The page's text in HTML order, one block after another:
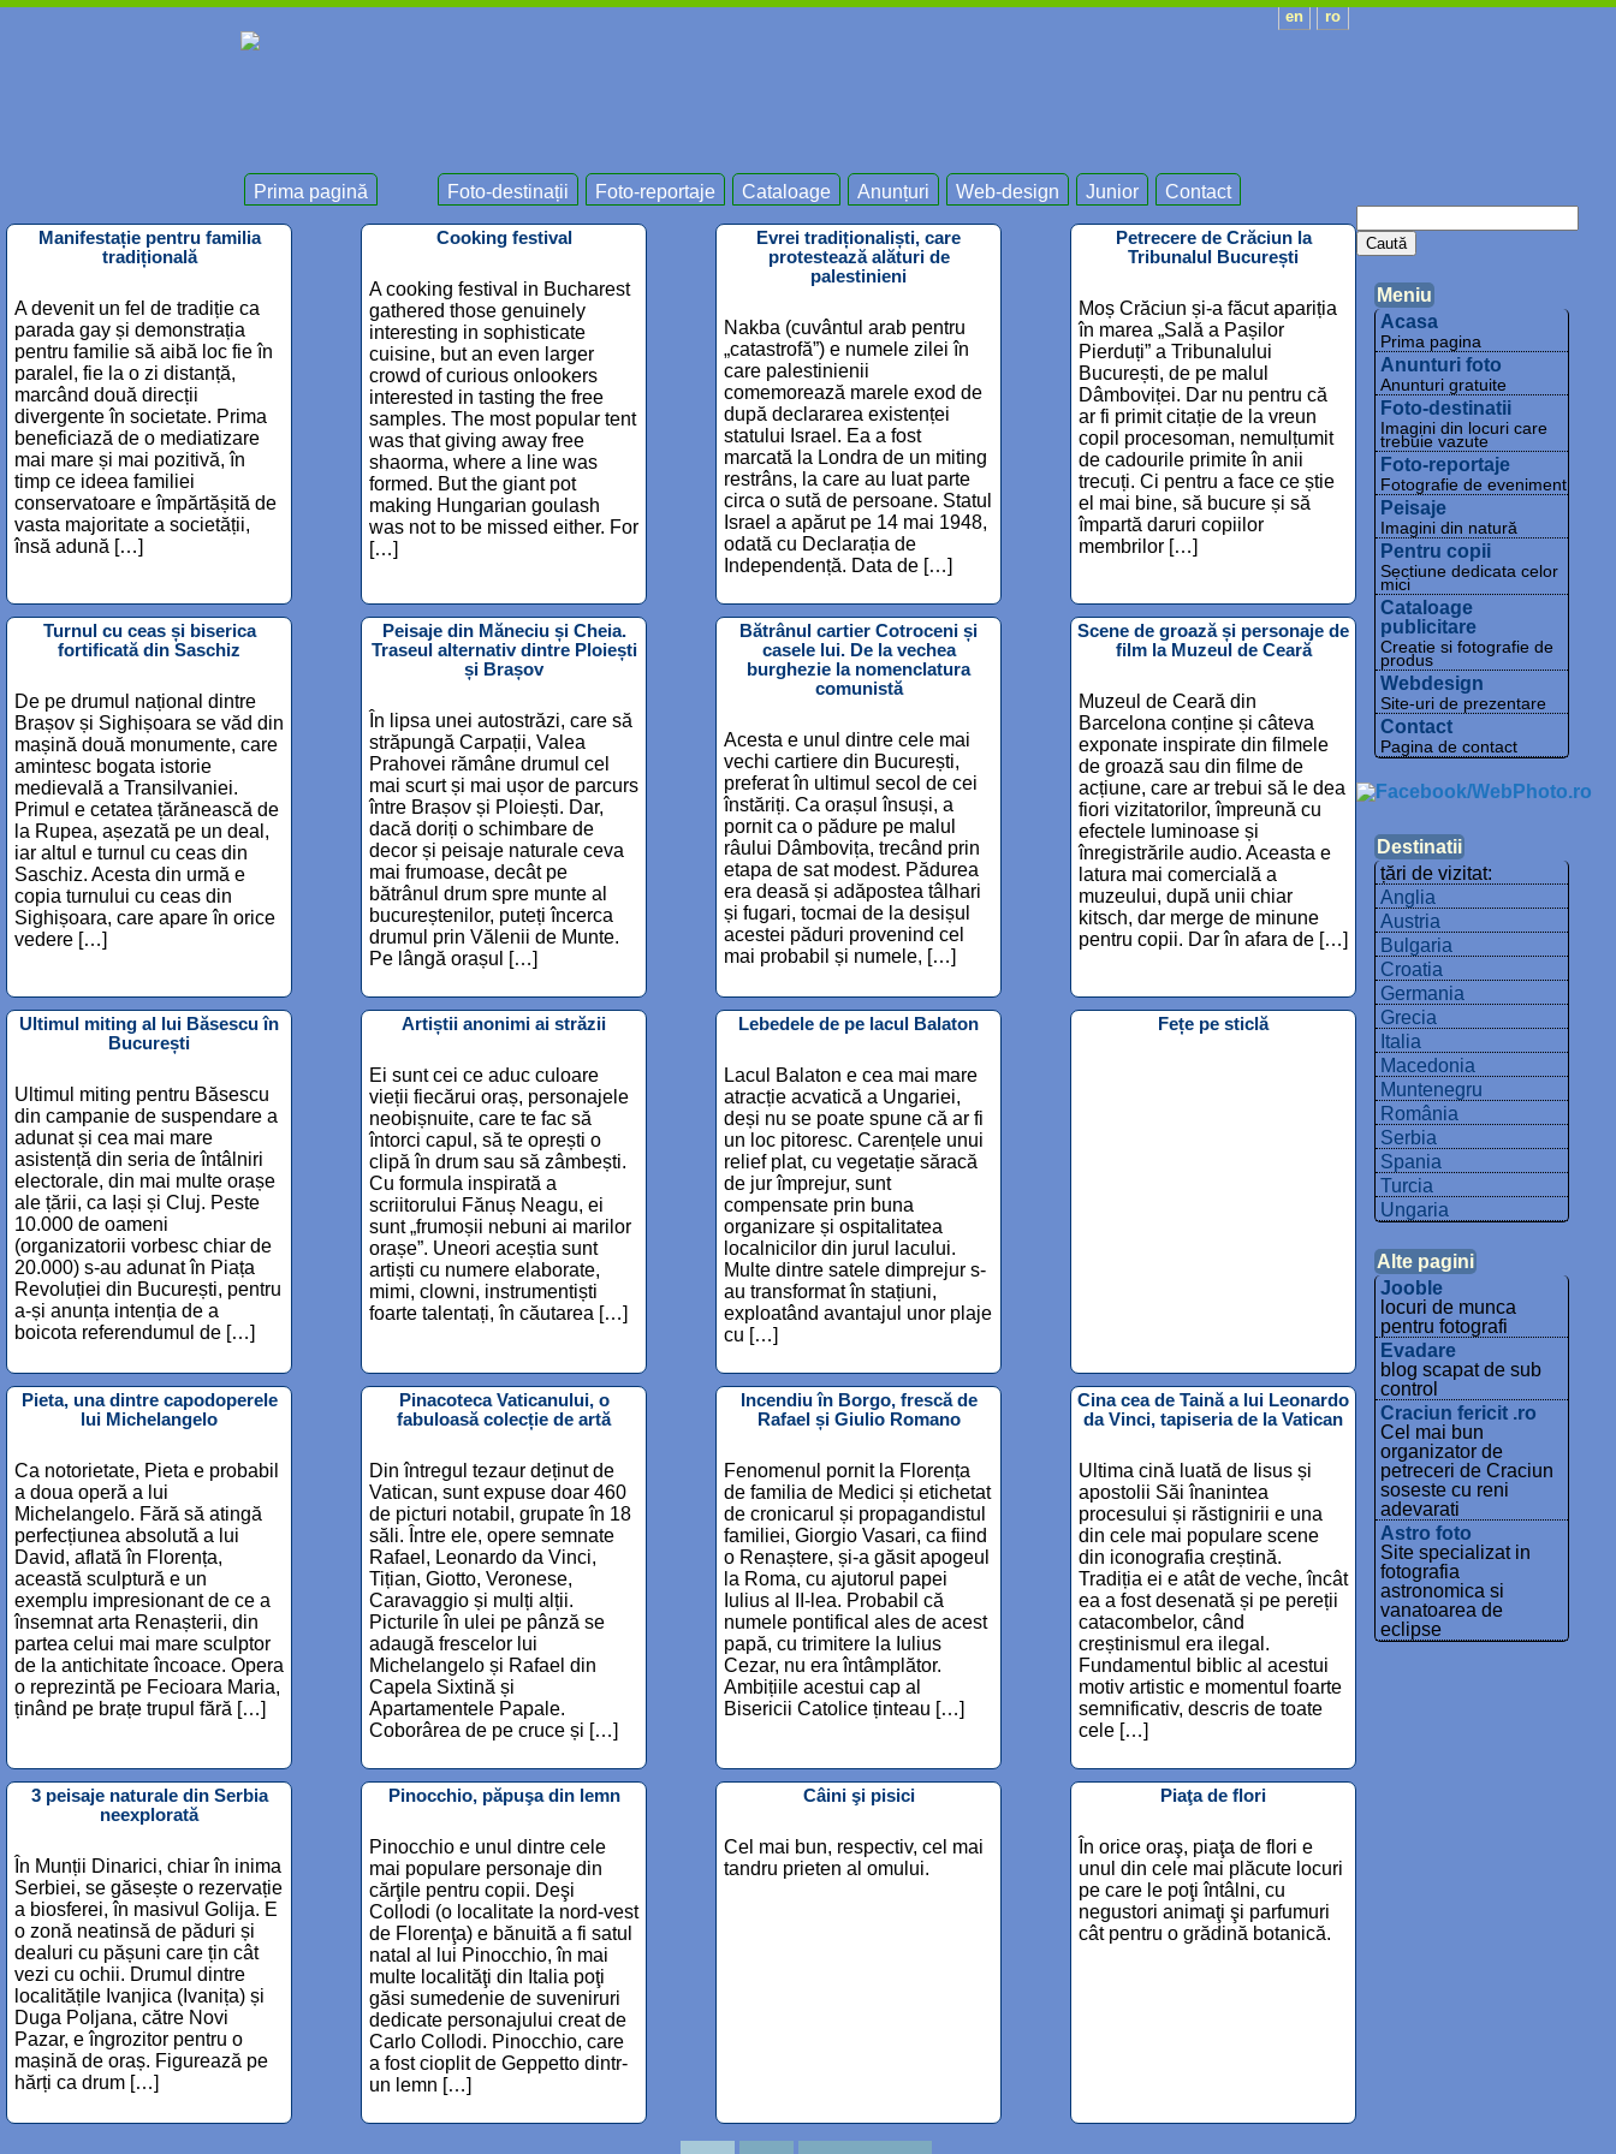
en ro
Prima pagină Foto-destinații Foto-reportaje Cataloage Anunțuri Web-design Junior Contact
Manifestație pentru familia
tradițională
A devenit un fel de tradiție ca
parada gay și demonstrația
pentru familie să aibă loc fie în
paralel, fie la o zi distanță,
marcând două direcții
divergente în societate. Prima
beneficiază de o mediatizare
mai mare și mai pozitivă, în
timp ce ideea familiei
conservatoare e împărtășită de
vasta majoritate a societății,
însă adună […]
Cooking festival
A cooking festival in Bucharest
gathered those genuinely
interesting in sophisticate
cuisine, but an even larger
crowd of curious onlookers
interested in tasting the free
samples. The most popular tent
was that giving away free
shaorma, where a line was
formed. But the giant pot
making Hungarian goulash
was not to be missed either. For
[…]
Evrei tradiționaliști, care
protestează alături de
palestinieni
Nakba (cuvântul arab pentru
„catastrofă”) e numele zilei în
care palestinienii
comemorează marele exod de
după declararea existenței
statului Israel. Ea a fost
marcată la Londra de un miting
restrâns, la care au luat parte
circa o sută de persoane. Statul
Israel a apărut pe 14 mai 1948,
odată cu Declarația de
Independență. Data de […]
Petrecere de Crăciun la
Tribunalul București
Moș Crăciun și-a făcut apariția
în marea „Sală a Pașilor
Pierduți” a Tribunalului
București, de pe malul
Dâmboviței. Dar nu pentru că
ar fi primit citație de la vreun
copil procesoman, nemulțumit
de cadourile primite în anii
trecuți. Ci pentru a face ce știe
el mai bine, să bucure și să
împartă daruri copiilor
membrilor […]
Turnul cu ceas și biserica
fortificată din Saschiz
De pe drumul național dintre
Brașov și Sighișoara se văd din
mașină două monumente, care
amintesc bogata istorie
medievală a Transilvaniei.
Primul e cetatea țărănească de
la Rupea, așezată pe un deal,
iar altul e turnul cu ceas din
Saschiz. Acesta din urmă e
copia turnului cu ceas din
Sighișoara, care apare în orice
vedere […]
Peisaje din Măneciu și Cheia.
Traseul alternativ dintre Ploiești
și Brașov
În lipsa unei autostrăzi, care să
străpungă Carpații, Valea
Prahovei rămâne drumul cel
mai scurt și mai ușor de parcurs
între Brașov și Ploiești. Dar,
dacă doriți o schimbare de
decor și peisaje naturale ceva
mai frumoase, decât pe
bătrânul drum spre munte al
bucureștenilor, puteți încerca
drumul prin Vălenii de Munte.
Pe lângă orașul […]
Bătrânul cartier Cotroceni și
casele lui. De la vechea
burghezie la nomenclatura
comunistă
Acesta e unul dintre cele mai
vechi cartiere din București,
preferat în ultimul secol de cei
înstăriți. Ca orașul însuși, a
pornit ca o pădure pe malul
râului Dâmbovița, trecând prin
etapa de sat modest. Pădurea
era deasă și adăpostea tâlhari
și fugari, tocmai de la desișul
acestei păduri provenind cel
mai probabil și numele, […]
Scene de groază și personaje de
film la Muzeul de Ceară
Muzeul de Ceară din
Barcelona conține și câteva
exponate inspirate din filmele
de groază sau din filme de
acțiune, care ar trebui să le dea
fiori vizitatorilor, împreună cu
efectele luminoase și
înregistrările audio. Aceasta e
latura mai comercială a
muzeului, după unii chiar
kitsch, dar merge de minune
pentru copii. Dar în afara de […]
Ultimul miting al lui Băsescu în
București
Ultimul miting pentru Băsescu
din campanie de suspendare a
adunat și cea mai mare
asistență din seria de întâlniri
electorale, din mai multe orașe
ale țării, ca Iași și Cluj. Peste
10.000 de oameni
(organizatorii vorbesc chiar de
20.000) s-au adunat în Piața
Revoluției din București, pentru
a-și anunța intenția de a
boicota referendumul de […]
Artiștii anonimi ai străzii
Ei sunt cei ce aduc culoare
vieții fiecărui oraș, personajele
neobișnuite, care te fac să
întorci capul, să te oprești o
clipă în drum sau să zâmbești.
Cu formula inspirată a
scriitorului Fănuș Neagu, ei
sunt „frumoșii nebuni ai marilor
orașe”. Uneori aceștia sunt
artiști cu numere elaborate,
mimi, clowni, instrumentiști
foarte talentați, în căutarea […]
Lebedele de pe lacul Balaton
Lacul Balaton e cea mai mare
atracție acvatică a Ungariei,
deși nu se poate spune că ar fi
un loc pitoresc. Carențele unui
relief plat, cu vegetație săracă
de jur împrejur, sunt
compensate prin buna
organizare și ospitalitatea
localnicilor din jurul lacului.
Multe dintre satele dimprejur s-
au transformat în stațiuni,
exploatând avantajul unor plaje
cu […]
Fețe pe sticlă
Pieta, una dintre capodoperele
lui Michelangelo
Ca notorietate, Pieta e probabil
a doua operă a lui
Michelangelo. Fără să atingă
perfecțiunea absolută a lui
David, aflată în Florența,
această sculptură e un
exemplu impresionant de ce a
însemnat arta Renașterii, din
partea celui mai mare sculptor
de la antichitate încoace. Opera
o reprezintă pe Fecioara Maria,
ținând pe brațe trupul fără […]
Pinacoteca Vaticanului, o
fabuloasă colecție de artă
Din întregul tezaur deținut de
Vatican, sunt expuse doar 460
de picturi notabil, grupate în 18
săli. Între ele, opere semnate
Rafael, Leonardo da Vinci,
Tițian, Giotto, Veronese,
Caravaggio și mulți alții.
Picturile în ulei pe pânză se
adaugă frescelor lui
Michelangelo și Rafael din
Capela Sixtină și
Apartamentele Papale.
Coborârea de pe cruce și […]
Incendiu în Borgo, frescă de
Rafael și Giulio Romano
Fenomenul pornit la Florența
de familia de Medici și etichetat
de cronicarul și propagandistul
familiei, Giorgio Vasari, ca fiind
o Renaștere, și-a găsit apogeul
la Roma, cu ajutorul papei
Iulius al II-lea. Probabil că
numele pontifical ales de acest
papă, cu trimitere la Iulius
Cezar, nu era întâmplător.
Ambițiile acestui cap al
Bisericii Catolice ținteau […]
Cina cea de Taină a lui Leonardo
da Vinci, tapiseria de la Vatican
Ultima cină luată de Iisus și
apostolii Săi înanintea
procesului și răstignirii e una
din cele mai populare scene
din iconografia creștină.
Tradiția ei e atât de veche, încât
ea a fost desenată și pe pereții
catacombelor, când
creștinismul era ilegal.
Fundamentul biblic al acestui
motiv artistic e momentul foarte
semnificativ, descris de toate
cele […]
3 peisaje naturale din Serbia
neexplorată
În Munții Dinarici, chiar în inima
Serbiei, se găsește o rezervație
a biosferei, în masivul Golija. E
o zonă neatinsă de păduri și
dealuri cu pășuni care țin cât
vezi cu ochii. Drumul dintre
localitățile Ivanjica (Ivanița) și
Duga Poljana, către Novi
Pazar, e îngrozitor pentru o
mașină de oraș. Figurează pe
hărți ca drum […]
Pinocchio, păpuşa din lemn
Pinocchio e unul dintre cele
mai populare personaje din
cărţile pentru copii. Deşi
Collodi (o localitate la nord-vest
de Florenţa) e bănuită a fi satul
natal al lui Pinocchio, în mai
multe localităţi din Italia poţi
găsi sumedenie de suveniruri
dedicate personajului creat de
Carlo Collodi. Pinocchio, care
a fost cioplit de Geppetto dintr-
un lemn […]
Câini şi pisici
Cel mai bun, respectiv, cel mai
tandru prieten al omului.
Piaţa de flori
În orice oraş, piaţa de flori e
unul din cele mai plăcute locuri
pe care le poţi întâlni, cu
negustori animaţi şi parfumuri
cât pentru o grădină botanică.
Meniu
Acasa
Prima pagina
Anunturi foto
Anunturi gratuite
Foto-destinatii
Imagini din locuri care
trebuie vazute
Foto-reportaje
Fotografie de eveniment
Peisaje
Imagini din natură
Pentru copii
Sectiune dedicata celor
mici
Cataloage
publicitare
Creatie si fotografie de
produs
Webdesign
Site-uri de prezentare
Contact
Pagina de contact
Destinatii
țări de vizitat:
Anglia
Austria
Bulgaria
Croatia
Germania
Grecia
Italia
Macedonia
Muntenegru
România
Serbia
Spania
Turcia
Ungaria
Alte pagini
Jooble
locuri de munca
pentru fotografi
Evadare
blog scapat de sub
control
Craciun fericit .ro
Cel mai bun
organizator de
petreceri de Craciun
soseste cu reni
adevarati
Astro foto
Site specializat in
fotografia
astronomica si
vanatoarea de
eclipse